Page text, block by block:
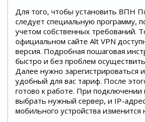
Для того, чтобы установить ВПН
следует специальную программу,
учетом собственных требований.
официальном сайте Alt VPN
версия. Подробная пошаговая
быстро и без проблем осуществить
Далее нужно зарегистрироваться
удобный для вас тариф. После
готово к работе. При
выбрать нужный сервер, и IP-
мобильного устройства изменится